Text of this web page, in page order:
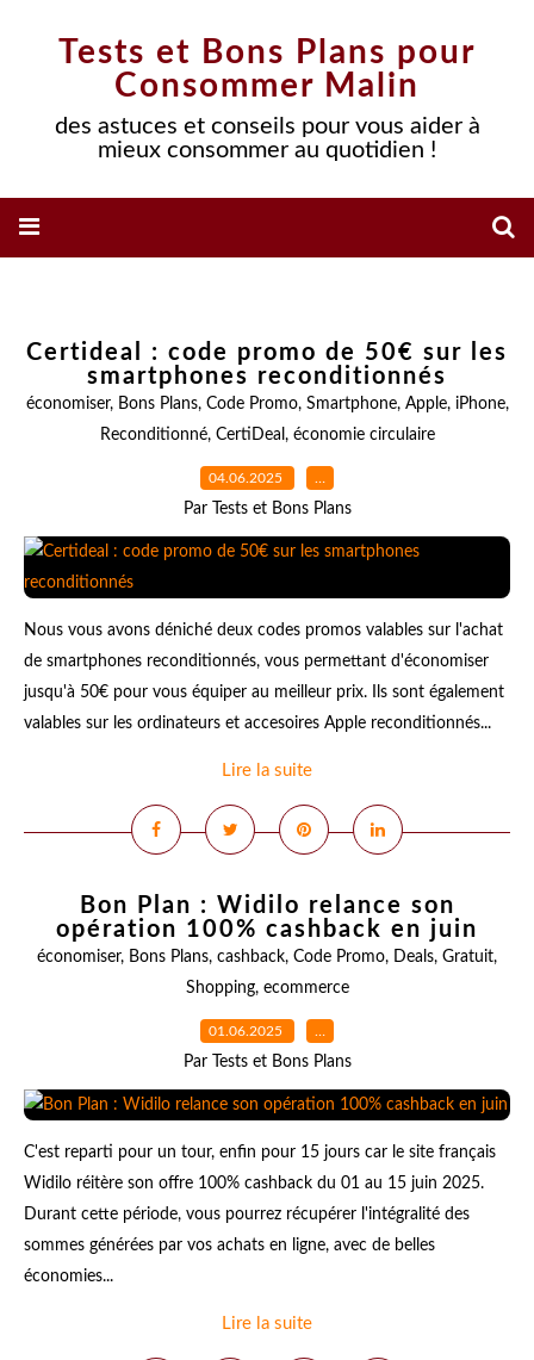
Tests et Bons Plans pour
Consommer Malin
des astuces et conseils pour vous aider à
mieux consommer au quotidien !
Certideal : code promo de 50€ sur les
smartphones reconditionnés
économiser, Bons Plans, Code Promo, Smartphone, Apple, iPhone,
Reconditionné, CertiDeal , économie circulaire
04.06.2025 …
Par Tests et Bons Plans
Nous vous avons déniché deux codes promos valables sur l'achat
de smartphones reconditionnés, vous permettant d'économiser
jusqu'à 50€ pour vous équiper au meilleur prix. Ils sont également
valables sur les ordinateurs et accesoires Apple reconditionnés...
Lire la suite
Bon Plan : Widilo relance son
opération 100% cashback en juin
économiser, Bons Plans, cashback, Code Promo, Deals, Gratuit,
Shopping, ecommerce
01.06.2025 …
Par Tests et Bons Plans
C'est reparti pour un tour, enfin pour 15 jours car le site français
Widilo réitère son offre 100% cashback du 01 au 15 juin 2025.
Durant cette période, vous pourrez récupérer l'intégralité des
sommes générées par vos achats en ligne, avec de belles
économies...
Lire la suite